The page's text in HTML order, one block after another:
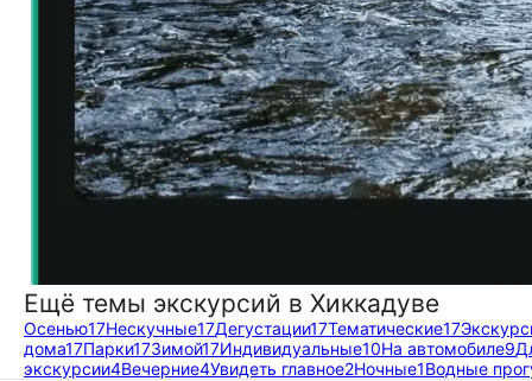
Ещё темы экскурсий в Хиккадуве
Осенью17Нескучные17Дегустации17Тематические17
дома17Парки17Зимой17Индивидуальные10На автомобиле9
экскурсии4Вечерние4Увидеть главное2Ночные1Водные